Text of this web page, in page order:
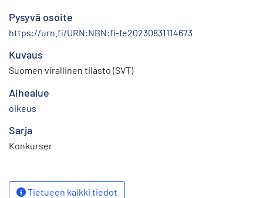
Pysyvä osoite
https://urn.fi/URN:NBN:fi-fe20230831114673
Kuvaus
Suomen virallinen tilasto (SVT)
Aihealue
oikeus
Sarja
Konkurser
Tietueen kaikki tiedot